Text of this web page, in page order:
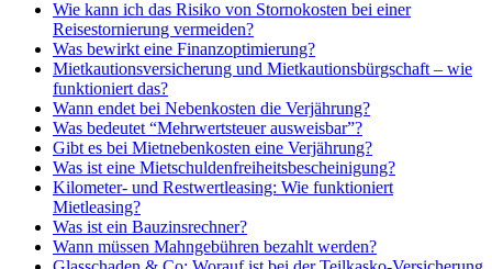
Wie kann ich das Risiko von Stornokosten bei einer
Reisestornierung vermeiden?
Was bewirkt eine Finanzoptimierung?
Mietkautionsversicherung und Mietkautionsbürgschaft – wie
funktioniert das?
Wann endet bei Nebenkosten die Verjährung?
Was bedeutet “Mehrwertsteuer ausweisbar”?
Gibt es bei Mietnebenkosten eine Verjährung?
Was ist eine Mietschuldenfreiheitsbescheinigung?
Kilometer- und Restwertleasing: Wie funktioniert
Mietleasing?
Was ist ein Bauzinsrechner?
Wann müssen Mahngebühren bezahlt werden?